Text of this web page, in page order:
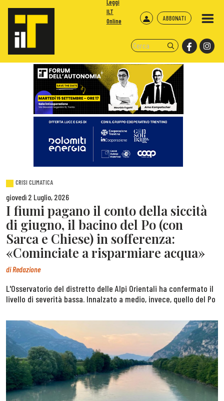
ABBONATI
Leggi
ILT
Online
CRISI CLIMATICA
giovedì 2 Luglio, 2026
I fiumi pagano il conto della siccità
di giugno, il bacino del Po (con
Sarca e Chiese) in sofferenza:
«Cominciate a risparmiare acqua»
diRedazione
L'Osservatorio del distretto delle Alpi Orientali ha confermato il
livello di severità bassa. Innalzato a medio, invece, quello del Po